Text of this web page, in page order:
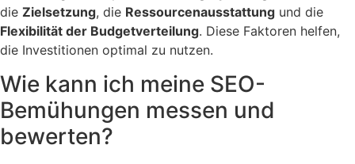
die Zielsetzung, die Ressourcenausstattung und die
Flexibilität der Budgetverteilung. Diese Faktoren helfen,
die Investitionen optimal zu nutzen.
Wie kann ich meine SEO-
Bemühungen messen und
bewerten?